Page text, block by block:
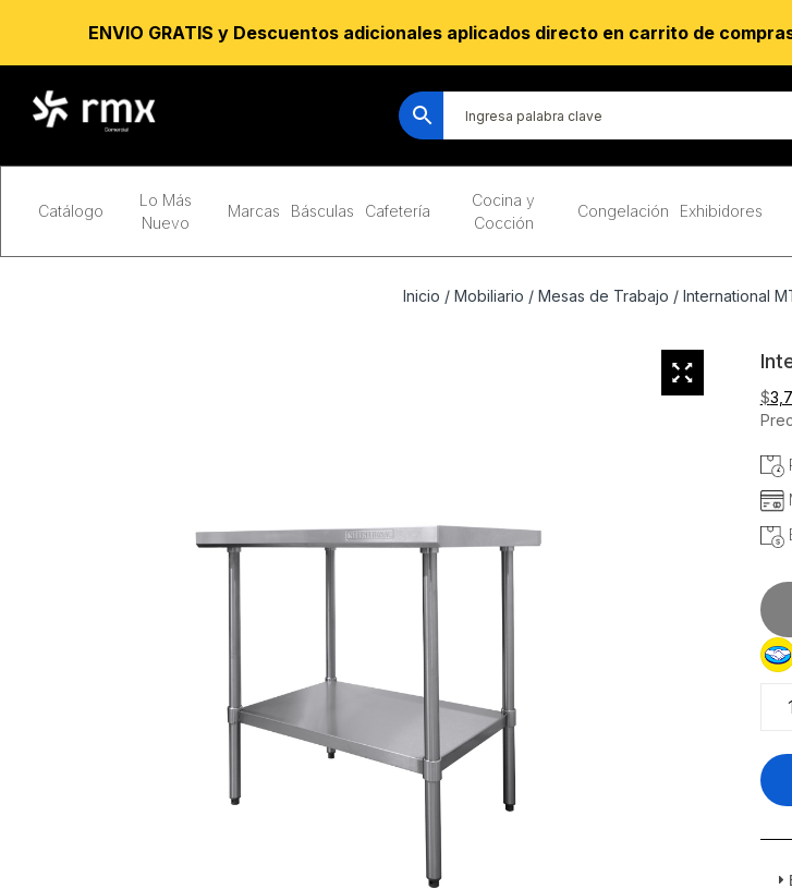
Catálogo
Lo Más
Nuevo
Marcas Básculas Cafetería
Cocina y
Cocción
Congelación Exhibidores
Inicio / Mobiliario / Mesas de Trabajo / International
$
Tipo
Isla
ENVIO GRATIS y Descuentos adicionales aplicados directo en carrito de